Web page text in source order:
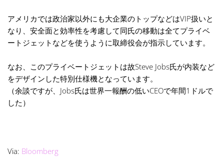
アメリカでは政治家以外にも大企業のトップなどはVIP扱いと
なり、安全面と効率性を考慮して同氏の移動は全てプライベ
ートジェットなどを使うように取締役会が指示しています。
なお、このプライベートジェットは故Steve Jobs氏が内装など
をデザインした特別仕様機となっています。
（余談ですが、Jobs氏は世界一報酬の低いCEOで年間1ドルで
した）
Via: Bloomberg